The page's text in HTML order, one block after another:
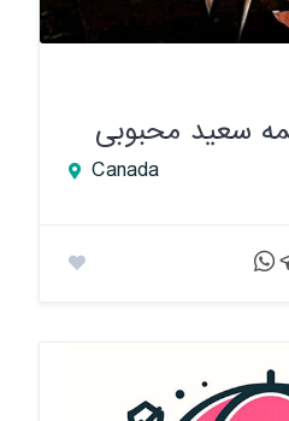
سعید محبوبی
Canada